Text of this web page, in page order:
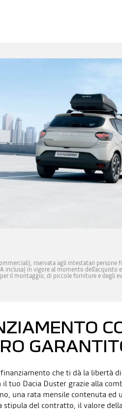
riservata agli intestatari
in vigore al momento dell'acquisto
il montaggio, di piccole forniture e
che ti dà la libertà
il tuo Dacia Duster grazie alla
una rata mensile contenuta ed
stipula del contratto, il valore